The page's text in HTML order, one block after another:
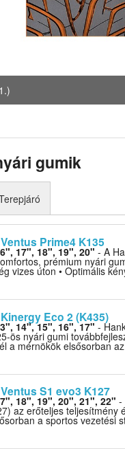
gumik
Prime4 K135
17", 18", 19", 20" - A
prémium nyári
vizes úton • Optimális
Eco 2 (K435)
14", 15", 16", 17" -
ös nyári gumi
a mérnökök elsősorban
S1 evo3 K127
18", 19", 20", 21", 22" -
az erőteljes teljesítmény
a sportos vezetési